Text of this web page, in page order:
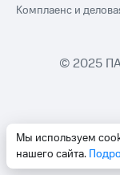
Мы используем
нашего сайта.
Комплаенс и
© 2025